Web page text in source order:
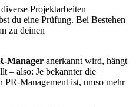
Projektarbeiten
du eine Prüfung. Bei Bestehen
zu deinen
Manager anerkannt wird, hängt
– also: Je bekannter die
PR-Management ist, umso mehr